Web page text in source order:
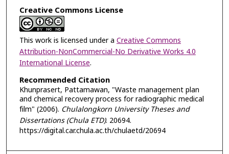
Creative Commons License
This work is licensed under a Creative Commons
Attribution-NonCommercial-No Derivative Works 4.0
International License.
Recommended Citation
Khunprasert, Pattamawan, "Waste management plan
and chemical recovery process for radiographic medical
film" (2006). Chulalongkorn University Theses and
Dissertations (Chula ETD). 20694.
https://digital.car.chula.ac.th/chulaetd/20694